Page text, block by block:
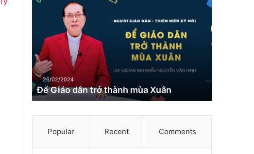
ể
d
â
n
t
r
26/02/2024
Để Giáo dân trở thành mùa Xuân
Popular Recent Comments